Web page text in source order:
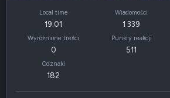
Local time
19:01
Wiadomości
1 339
Wyróżnione treści
0
Punkty reakcji
511
Odznaki
182